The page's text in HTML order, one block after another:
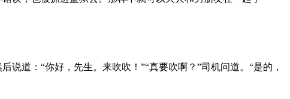
道：“你好，先生。来吹吹！”“真要吹啊？”司机问道。“是的，